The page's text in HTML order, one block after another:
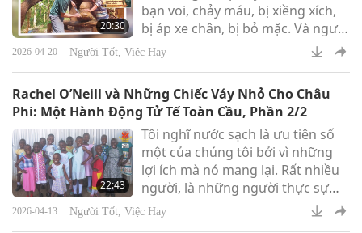
Thiên Đàng ban p
20:30
bạn voi, chảy máu, bị xiềng xích,
bị áp xe chân, bị bỏ mặc. Và người
ta đơn giản không nhận ra điều
đó. Cuối cùng, tất cả đều quy về
Làm cách nào để dạy về lòng trắc
ẩn?
2026-04-20 Người Tốt, Việc Hay
Rachel O’Neill và Những Chiếc Váy Nhỏ Cho Châu
Phi: Một Hành Động Tử Tế Toàn Cầu, Phần 2/2
22:43
Tôi nghĩ nước sạch là ưu tiên số
một của chúng tôi bởi vì những
lợi ích mà nó mang lại. Rất nhiều
người, là những người thực sự
hào phóng ở quốc gia chúng tôi
và các quốc gia khác, sẽ tài trợ
2026-04-13 Người Tốt, Việc Hay